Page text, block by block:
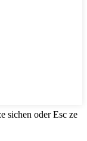
sichen oder Esc ze